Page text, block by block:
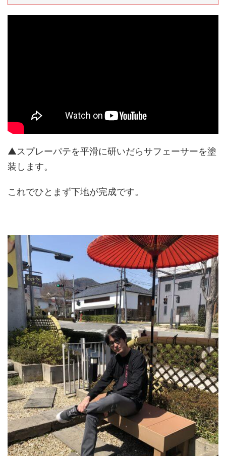
▲スプレーパテを平滑に研いだらサフェーサーを塗
装します。
これでひとまず下地が完成です。